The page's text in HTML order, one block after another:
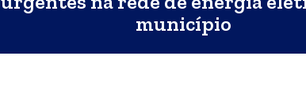
município